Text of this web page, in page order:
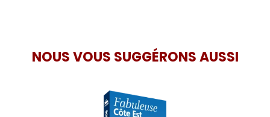
NOUS VOUS SUGGÉRONS AUSSI